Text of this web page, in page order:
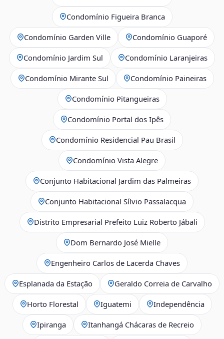
Condomínio Figueira Branca
Condomínio Garden Ville Condomínio Guaporé
Condomínio Jardim Sul Condomínio Laranjeiras
Condomínio Mirante Sul Condomínio Paineiras
Condomínio Pitangueiras
Condomínio Portal dos Ipês
Condomínio Residencial Pau Brasil
Condomínio Vista Alegre
Conjunto Habitacional Jardim das Palmeiras
Conjunto Habitacional Sílvio Passalacqua
Distrito Empresarial Prefeito Luiz Roberto Jábali
Dom Bernardo José Mielle
Engenheiro Carlos de Lacerda Chaves
Esplanada da Estação Geraldo Correia de Carvalho
Horto Florestal Iguatemi Independência
Ipiranga Itanhangá Chácaras de Recreio